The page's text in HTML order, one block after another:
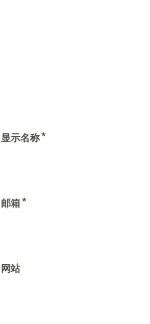
显示名称*
邮箱*
网站